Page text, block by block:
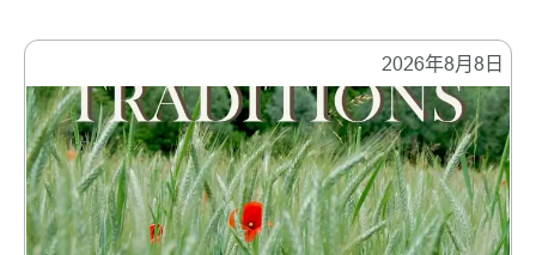
2026年8月8日